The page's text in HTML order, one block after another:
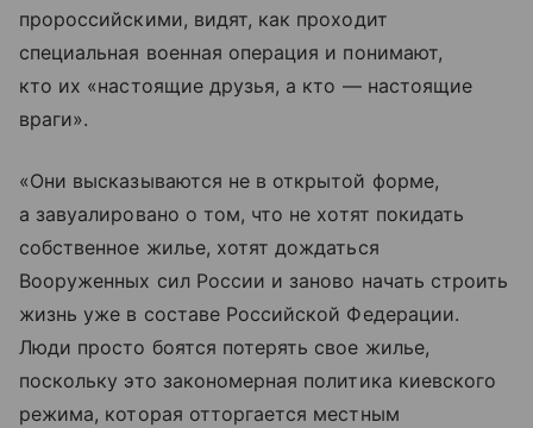
пророссийскими, видят, как проходит
специальная военная операция и понимают,
кто их «настоящие друзья, а кто — настоящие
враги».
«Они высказываются не в открытой форме,
а завуалировано о том, что не хотят покидать
собственное жилье, хотят дождаться
Вооруженных сил России и заново начать строить
жизнь уже в составе Российской Федерации.
Люди просто боятся потерять свое жилье,
поскольку это закономерная политика киевского
режима, которая отторгается местным